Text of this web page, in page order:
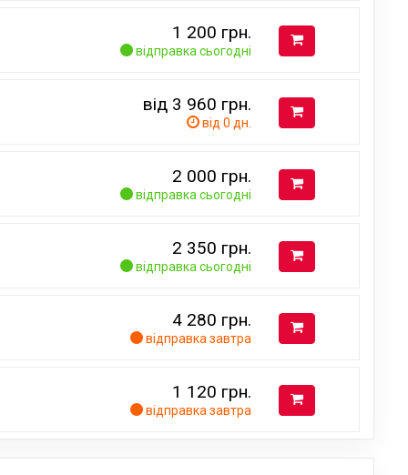
1 200 грн.
відправка сьогодні
від 3 960 грн.
від 0 дн.
2 000 грн.
відправка сьогодні
2 350 грн.
відправка сьогодні
4 280 грн.
відправка завтра
1 120 грн.
відправка завтра